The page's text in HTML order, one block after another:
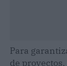
Para
de